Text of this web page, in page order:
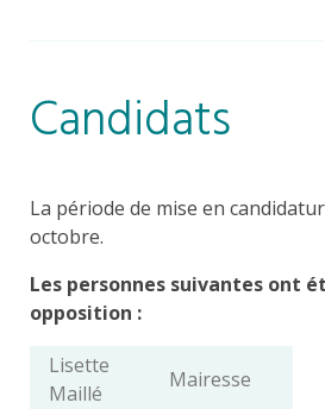
Candidats
La période de mise en
octobre.
Les personnes suivantes ont
opposition :
Lisette
Maillé
Mairesse